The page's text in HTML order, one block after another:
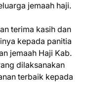
jemaah haji.
terima kasih dan
kepada panitia
jemaah Haji Kab.
dilaksanakan
terbaik kepada